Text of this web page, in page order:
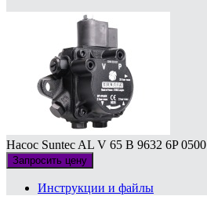
Насос Suntec AL V 65 B 9632 6P 0500
Запросить цену
Инструкции и файлы